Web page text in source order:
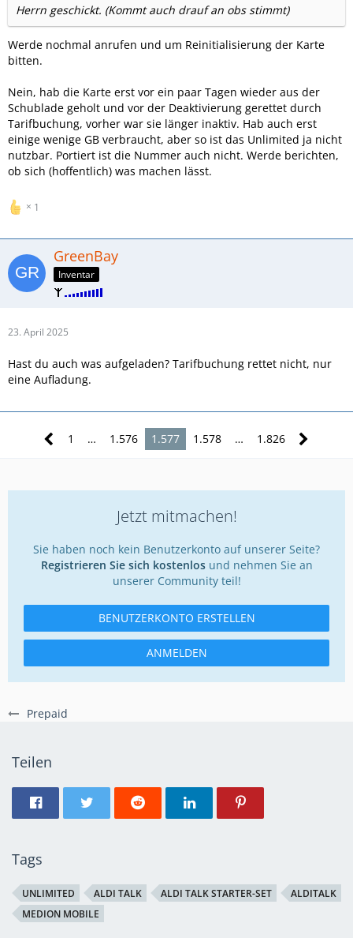
Prepaid
Herrn geschickt. (Kommt auch drauf an obs stimmt)
Werde nochmal anrufen und um Reinitialisierung der Karte
bitten.
Nein, hab die Karte erst vor ein paar Tagen wieder aus der
Schublade geholt und vor der Deaktivierung gerettet durch
Tarifbuchung, vorher war sie länger inaktiv. Hab auch erst
einige wenige GB verbraucht, aber so ist das Unlimited ja nicht
nutzbar. Portiert ist die Nummer auch nicht. Werde berichten,
ob sich (hoffentlich) was machen lässt.
1
GreenBay
Inventar
23. April 2025
Hast du auch was aufgeladen? Tarifbuchung rettet nicht, nur
eine Aufladung.
1 … 1.576 1.577 1.578 … 1.826
Jetzt mitmachen!
Sie haben noch kein Benutzerkonto auf unserer Seite?
Registrieren Sie sich kostenlosund nehmen Sie an
unserer Community teil!
BENUTZERKONTO ERSTELLEN
ANMELDEN
Teilen
Tags
UNLIMITED ALDI TALK ALDI TALK STARTER-SET
ALDITALK
MEDION MOBILE